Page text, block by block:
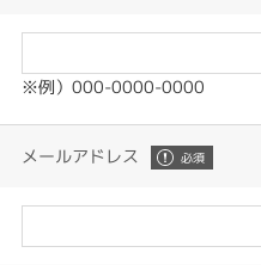
※例）000-0000-0000
メールアドレス